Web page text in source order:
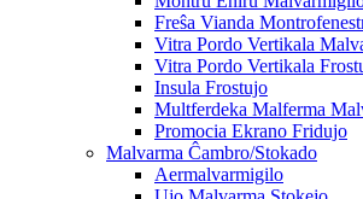
Freŝa Vianda
Vitra Pordo Vertikala
Vitra Pordo Vertikala
Insula Frostujo
Multferdeka Malferma
Promocia Ekrano Fridujo
Malvarma Ĉambro/Stokado
Aermalvarmigilo